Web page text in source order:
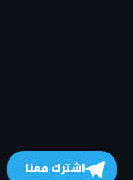
اشترك معنا